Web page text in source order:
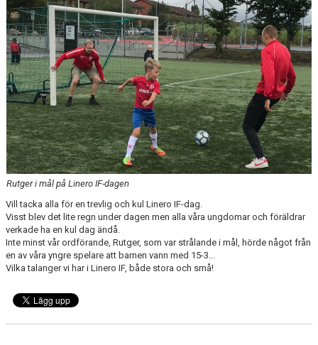
VÅRA LAG
MATCHER
MEDLEMSSKAP
ÄNDRA MEDLEMSUPPGIFTER
Rutger i mål på Linero IF-dagen
Vill tacka alla för en trevlig och kul Linero IF-dag.
Visst blev det lite regn under dagen men alla våra ungdomar och föräldrar
verkade ha en kul dag ändå.
Inte minst vår ordförande, Rutger, som var strålande i mål, hörde något från
en av våra yngre spelare att barnen vann med 15-3...
Vilka talanger vi har i Linero IF, både stora och små!